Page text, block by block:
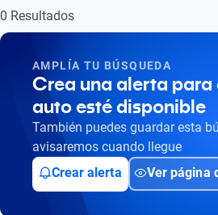
Busca por marca
Busca por modelo
Busca por versión
Busca por año
0 Resultados
AMPLÍA TU BÚSQUEDA
Crea una alerta para
auto esté disponible
También puedes guardar esta
avisaremos cuando llegue
Crear alerta
Ver página